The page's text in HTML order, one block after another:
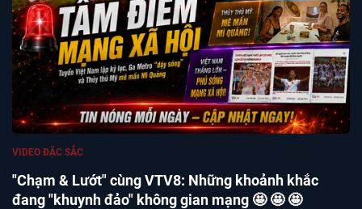
"Chạm & Lướt" cùng VTV8: Những khoảnh khắc
đang "khuynh đảo" không gian mạng 🤩 🤩 🤩
VIDEO ĐẶC SẮC